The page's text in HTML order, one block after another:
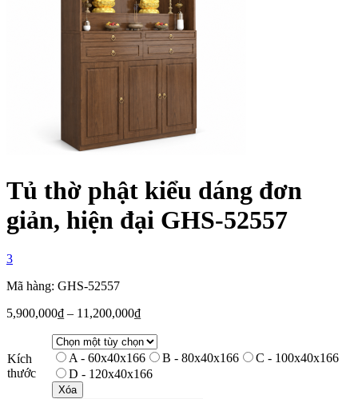
Tủ thờ phật kiểu dáng đơn
giản, hiện đại GHS-52557
3
Mã hàng: GHS-52557
5,900,000₫ – 11,200,000₫
Kích
thước
A - 60x40x166 B - 80x40x166
C - 100x40x166
D - 120x40x166
Xóa